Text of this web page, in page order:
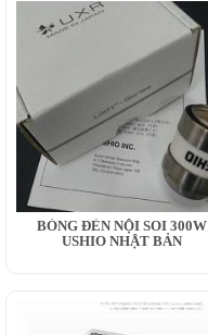
BÓNG ĐÈN NỘI SOI 300W
USHIO NHẬT BẢN